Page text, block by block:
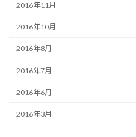
2016年11月
2016年10月
2016年8月
2016年7月
2016年6月
2016年3月